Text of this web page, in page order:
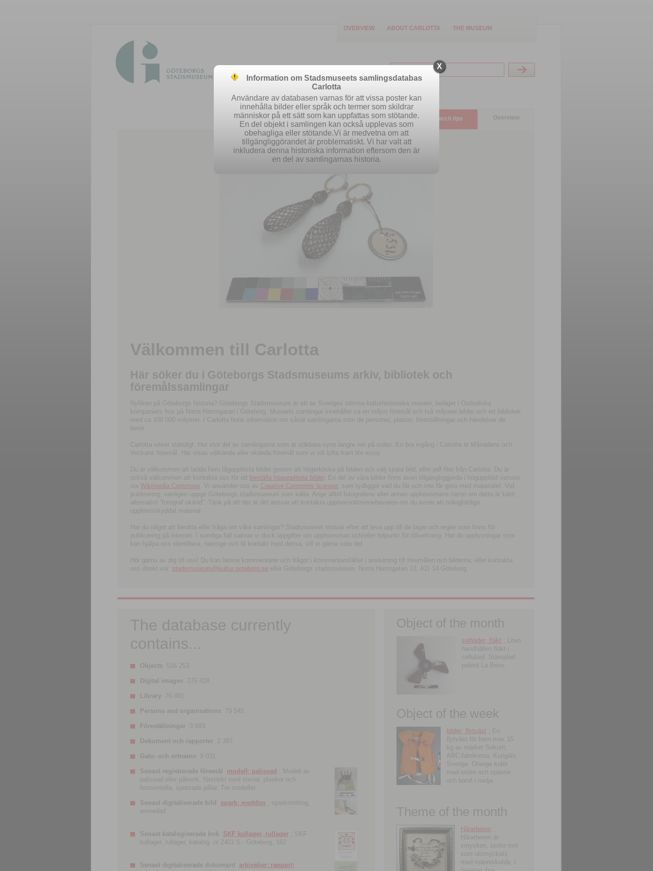
OVERVIEW ABOUT CARLOTTA THE MUSEUM
Easy search Advanced search Search tips Overview
Välkommen till Carlotta
Här söker du i Göteborgs Stadsmuseums arkiv, bibliotek och
föremålssamlingar
Nyfiken på Göteborgs historia? Göteborgs Stadsmuseum är ett av Sveriges största kulturhistoriska museer, beläget i Ostindiska
kompaniets hus på Norra Hamngatan i Göteborg. Museets samlingar innehåller ca en miljon föremål och två miljoner bilder och ett bibliotek
med ca 100 000 volymer. I Carlotta finns information om såväl samlingarna som de personer, platser, föreställningar och händelser de
berör.
Carlotta växer ständigt. Hur stor del av samlingarna som är sökbara syns längre ner på sidan. En bra ingång i Carlotta är Månadens och
Veckans föremål. Här visas välkända eller okända föremål som vi vill lyfta fram lite extra.
Du är välkommen att ladda hem lågupplösta bilder genom att högerklicka på bilden och välj spara bild, eller pdf-filer från Carlotta. Du är
också välkommen att kontakta oss för att beställa högupplösta bilder. En del av våra bilder finns även tillgängliggjorda i högupplöst version
via Wikimedia Commons . Vi använder oss av Creative Commons licenser, som tydliggör vad du får och inte får göra med materialet. Vid
publicering, vänligen uppge Göteborgs stadsmuseum som källa. Ange alltid fotografens eller annan upphovsmans namn om detta är känt,
alternativt ”fotograf okänd”. Tänk på att det är ditt ansvar att kontakta upphovsrättsinnehavaren om du avser att mångfaldiga
upphovsskyddat material.
Har du något att berätta eller fråga om våra samlingar? Stadsmuseet strävar efter att leva upp till de lagar och regler som finns för
publicering på internet. I somliga fall saknar vi dock uppgifter om upphovsman och/eller tidpunkt för tillverkning. Har du upplysningar som
kan hjälpa oss identifiera, namnge och få kontakt med dessa, vill vi gärna veta det.
Hör gärna av dig till oss! Du kan lämna kommentarer och frågor i kommentarsfältet i anslutning till föremålen och bilderna, eller kontakta
oss direkt via: stadsmuseum@kultur.goteborg.se eller Göteborgs stadsmuseum, Norra Hamngatan 12, 411 14 Göteborg.
The database currently
contains...
Objects 516 253.
Digital images 275 428.
Library 76 491.
Persons and organisations 79 545.
Föreställningar 3 693.
Dokument och rapporter 2 387.
Gatu- och ortnamn 8 031.
Senast registrerade föremål modell; palissad
; Modell av
palissad eller pålverk, förstärkt med stenar, plankor och
horisontella, spetsade pålar. Tre modeller.
Senast digitaliserade bild spark; meddon ; sparkstötting,
enmedad
Senast katalogiserade bok SKF kullager, rullager ; SKF
kullager, rullager, katalog. nr 2401 S.- Göteborg, 162
Senast digitaliserade dokument arkivalier; rapport;
Object of the month
solfjäder; fläkt ; Liten
handhållen fläkt i
celluloid. Stämplad
patent La Brise.
Object of the week
bilder; flytväst ; En
flytväst för barn max 15
kg av märket Sekurit,
ABC-fabrikerna, Kungälv,
Sverige. Orange kulör
med snöre och spänne
och band i midja.
Theme of the month
Hårarbeten
Hårarbeten är
smycken, tavlor mm
som utsmyckats
med människohår. I
X
Information om Stadsmuseets samlingsdatabas
Carlotta
Användare av databasen varnas för att vissa poster kan
innehålla bilder eller språk och termer som skildrar
människor på ett sätt som kan uppfattas som stötande.
En del objekt i samlingen kan också upplevas som
obehagliga eller stötande.Vi är medvetna om att
tillgängliggörandet är problematiskt. Vi har valt att
inkludera denna historiska information eftersom den är
en del av samlingarnas historia.